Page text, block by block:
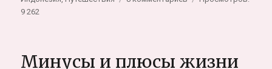
плюсы
9 262
Минусы и плюсы жизни